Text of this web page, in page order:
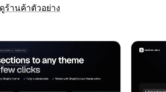
ดูร้านค้าตัวอย่าง